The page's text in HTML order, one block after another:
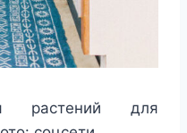
растений для